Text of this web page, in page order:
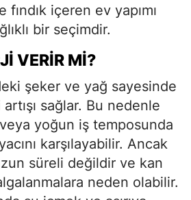
içeren ev yapımı
bir seçimdir.
VERIR MI?
şeker ve yağ sayesinde
sağlar. Bu nedenle
yoğun iş temposunda
karşılayabilir. Ancak
süreli değildir ve kan
neden olabilir.